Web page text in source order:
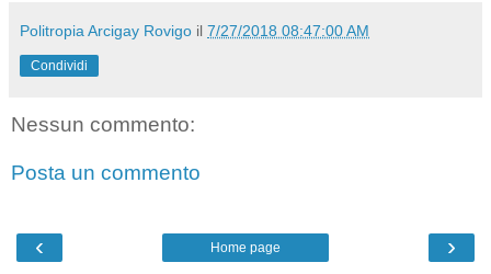
Politropia Arcigay Rovigo il 7/27/2018 08:47:00 AM
Condividi
Nessun commento:
Posta un commento
‹ ›
Home page